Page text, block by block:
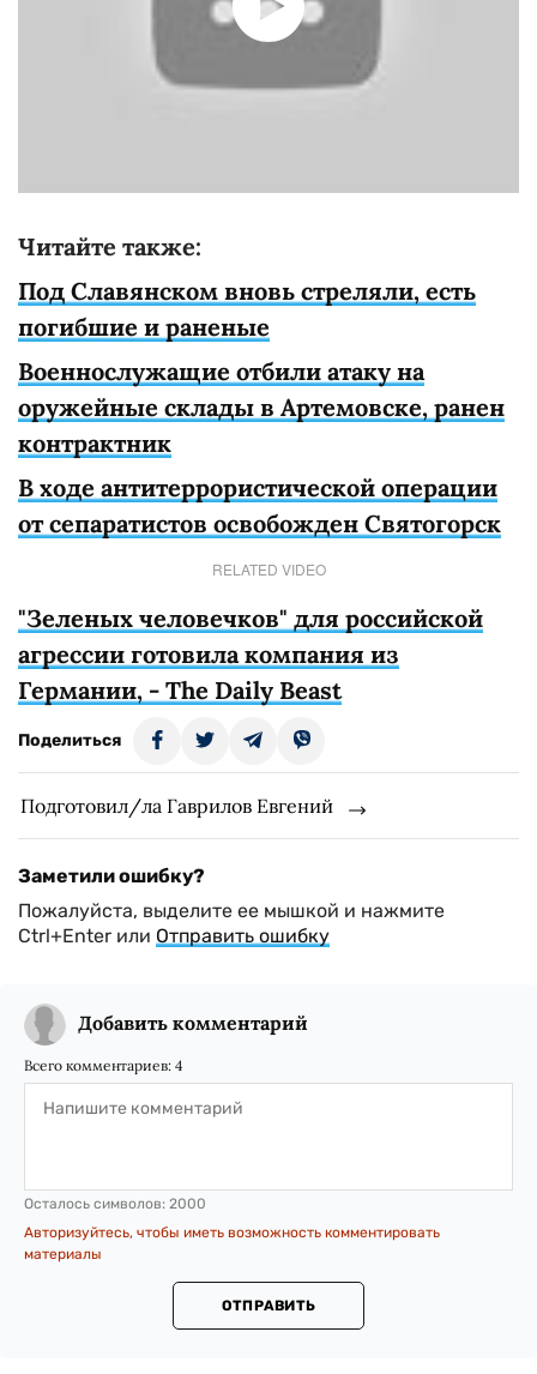
Читайте также:
Под Славянском вновь стреляли, есть
погибшие и раненые
Военнослужащие отбили атаку на
оружейные склады в Артемовске, ранен
контрактник
В ходе антитеррористической операции
от сепаратистов освобожден Святогорск
RELATED VIDEO
"Зеленых человечков" для российской
агрессии готовила компания из
Германии, - The Daily Beast
Поделиться
Подготовил/ла Гаврилов Евгений
Заметили ошибку?
Пожалуйста, выделите ее мышкой и нажмите
Ctrl+Enter или Отправить ошибку
Добавить комментарий
Всего комментариев: 4
Осталось символов: 2000
Авторизуйтесь, чтобы иметь возможность комментировать
материалы
ОТПРАВИТЬ